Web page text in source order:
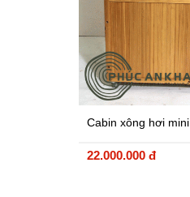
Cabin xông hơi mini
22.000.000 đ